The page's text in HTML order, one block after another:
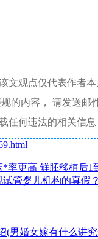
文观点仅代表作者
的内容， 请发送邮
任何违法的相关信
率更高 鲜胚移植后1
管婴儿机构的真假？
(男婚女嫁有什么讲